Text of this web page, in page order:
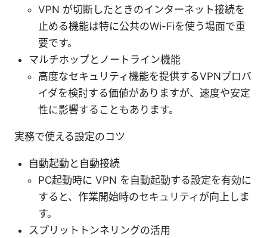
VPN が切断したときのインターネット接続を
止める機能は特に公共のWi-Fiを使う場面で重
要です。
マルチホップとノートライン機能
高度なセキュリティ機能を提供するVPNプロバ
イダを検討する価値がありますが、速度や安定
性に影響することもあります。
実務で使える設定のコツ
自動起動と自動接続
PC起動時に VPN を自動起動する設定を有効に
すると、作業開始時のセキュリティが向上しま
す。
スプリットトンネリングの活用